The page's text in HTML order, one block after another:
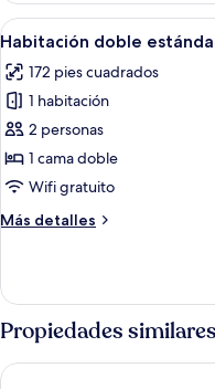
camas
Abrir
todas
las
fotos
de
Habitación
doble
1
13
Habitación doble
172 pies cuadrados
1 habitación
2 personas
1 cama doble
Wifi gratuito
Más detalles
Más
doble
estándar,
1
cama
matrimonial
Propiedades similares
City Express Plus by